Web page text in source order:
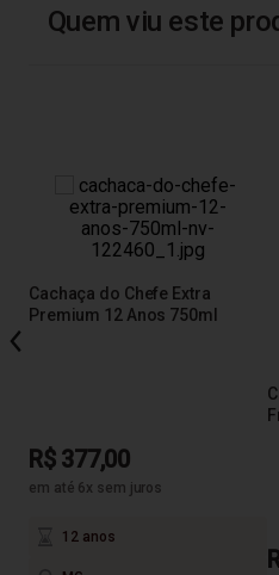
Quem viu este
Cachaça do Chefe Extra
Premium 12 Anos 750ml
R$ 377,00
em até 6x sem juros
12 anos